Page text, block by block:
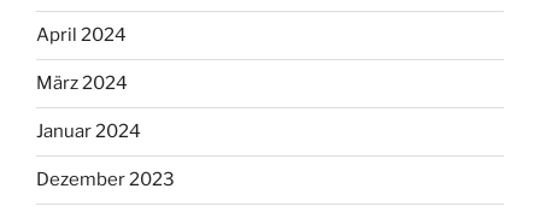
April 2024
März 2024
Januar 2024
Dezember 2023